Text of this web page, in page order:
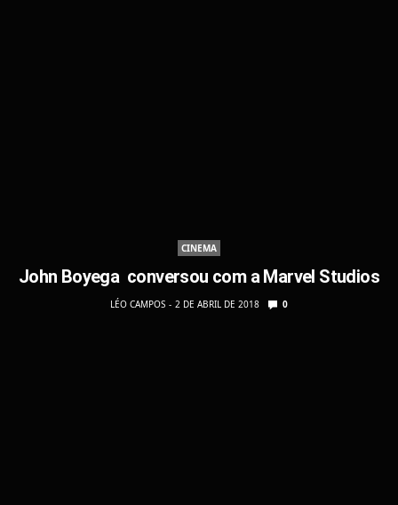
CINEMA
John Boyega conversou com a Marvel Studios
LÉO CAMPOS 2 DE ABRIL DE 2018 0